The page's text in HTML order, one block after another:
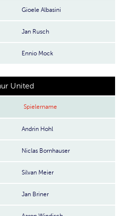
Gioele Albasini
Jan Rusch
Ennio Mock
United
Spielername
Andrin Hohl
Niclas Bornhauser
Silvan Meier
Jan Briner